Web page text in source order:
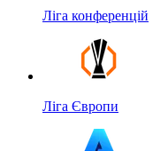
Ліга конференцій
Ліга Європи